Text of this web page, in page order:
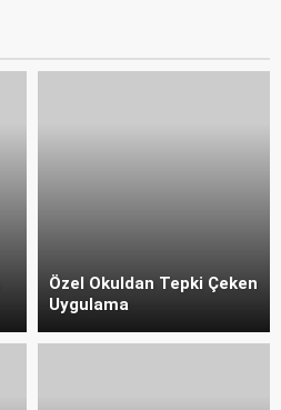
Özel Okuldan Tepki Çeken
Uygulama